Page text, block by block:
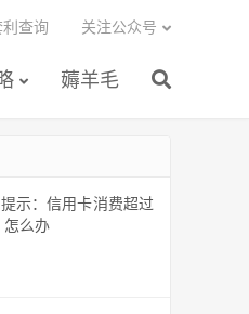
薅羊毛
查询 关注公众号
示：信用卡消费超过
怎么办